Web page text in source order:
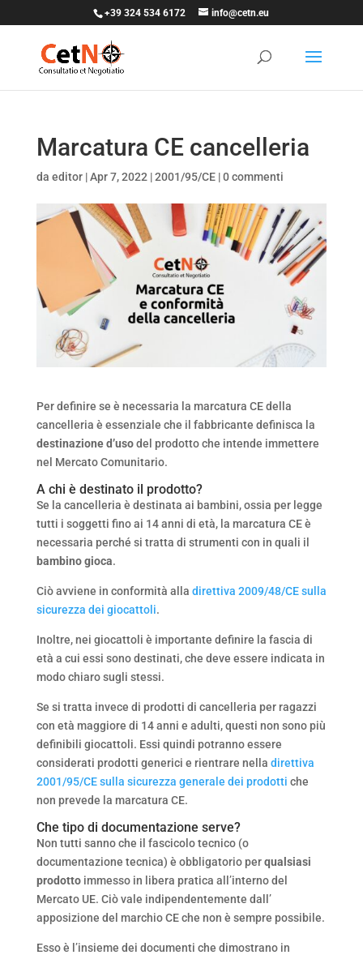
+39 324 534 6172 info@cetn.eu
Marcatura CE cancelleria
da editor|Apr 7, 2022 |2001/95/CE|0 commenti
Per definire se è necessaria la marcatura CE della
cancelleria è essenziale che il fabbricante definisca la
destinazione d’usodel prodotto che intende immettere
nel Mercato Comunitario.
A chi è destinato il prodotto?
Se la cancelleria è destinata ai bambini, ossia per legge
tutti i soggetti fino ai 14 anni di età, la marcatura CE è
necessaria perché si tratta di strumenti con in quali il
bambino gioca.
Ciò avviene in conformità alla direttiva 2009/48/CE sulla
sicurezza dei giocattoli.
Inoltre, nei giocattoli è importante definire la fascia di
età a cui essi sono destinati, che deve essere indicata in
modo chiaro sugli stessi.
Se si tratta invece di prodotti di cancelleria per ragazzi
con età maggiore di 14 anni e adulti, questi non sono più
definibili giocattoli. Essi quindi potranno essere
considerati prodotti generici e rientrare nella direttiva
2001/95/CE sulla sicurezza generale dei prodotti che
non prevede la marcatura CE.
Che tipo di documentazione serve?
Non tutti sanno che il fascicolo tecnico (o
documentazione tecnica) è obbligatorio perqualsiasi
prodottoimmesso in libera pratica all’interno del
Mercato UE. Ciò vale indipendentemente dall’
apposizione del marchio CE che non è sempre possibile.
Esso è l’insieme dei documenti che dimostrano in